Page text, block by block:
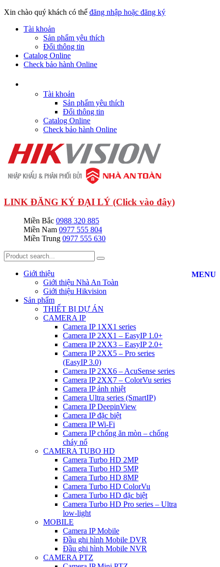
Xin chào quý khách có thể đăng nhập hoặc đăng ký
Tài khoản
Sản phẩm yêu thích
Đổi thông tin
Catalog Online
Check bảo hành Online
Tài khoản
Sản phẩm yêu thích
Đổi thông tin
Catalog Online
Check bảo hành Online
LINK ĐĂNG KÝ ĐẠI LÝ (Click vào đây)
Miền Bắc 0988 320 885
Miền Nam 0977 555 804
Miền Trung 0977 555 630
MENU
Giới thiệu
Giới thiệu Nhà An Toàn
Giới thiệu Hikvision
Sản phẩm
THIẾT BỊ DỰ ÁN
CAMERA IP
Camera IP 1XX1 series
Camera IP 2XX1 – EasyIP 1.0+
Camera IP 2XX3 – EasyIP 2.0+
Camera IP 2XX5 – Pro series
(EasyIP 3.0)
Camera IP 2XX6 – AcuSense series
Camera IP 2XX7 – ColorVu series
Camera IP ảnh nhiệt
Camera Ultra series (SmartIP)
Camera IP DeepinView
Camera IP đặc biệt
Camera IP Wi-Fi
Camera IP chống ăn mòn – chống
cháy nổ
CAMERA TUBO HD
Camera Turbo HD 2MP
Camera Turbo HD 5MP
Camera Turbo HD 8MP
Camera Turbo HD ColorVu
Camera Turbo HD đặc biệt
Camera Turbo HD Pro series – Ultra
low-light
MOBILE
Camera IP Mobile
Đầu ghi hình Mobile DVR
Đầu ghi hình Mobile NVR
CAMERA PTZ